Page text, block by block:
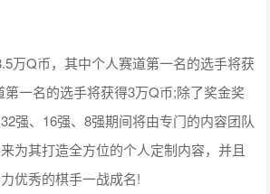
万Q币，其中个人赛道第一名的选手将获
一名的选手将获得3万Q币;除了奖金奖
强、16强、8强期间将由专门的内容团队
为其打造全方位的个人定制内容，并且
优秀的棋手一战成名!